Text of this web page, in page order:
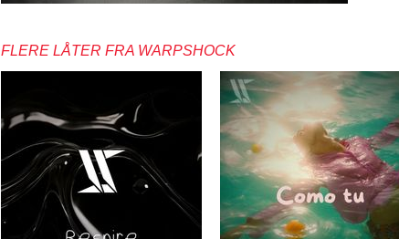
FLERE LÅTER FRA WARPSHOCK